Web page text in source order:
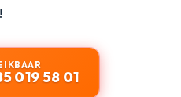
019 58 01